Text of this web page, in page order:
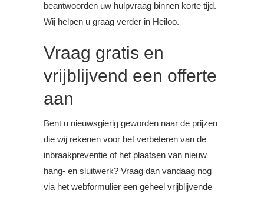
beantwoorden uw hulpvraag binnen korte tijd.
Wij helpen u graag verder in Heiloo.
Vraag gratis en
vrijblijvend een offerte
aan
Bent u nieuwsgierig geworden naar de prijzen
die wij rekenen voor het verbeteren van de
inbraakpreventie of het plaatsen van nieuw
hang- en sluitwerk? Vraag dan vandaag nog
via het webformulier een geheel vrijblijvende